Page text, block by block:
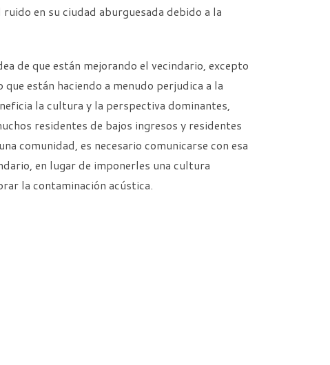
en su ciudad aburguesada debido a la
de que están mejorando el vecindario, excepto
están haciendo a menudo perjudica a la
la cultura y la perspectiva dominantes,
residentes de bajos ingresos y residentes
comunidad, es necesario comunicarse con esa
en lugar de imponerles una cultura
la contaminación acústica.